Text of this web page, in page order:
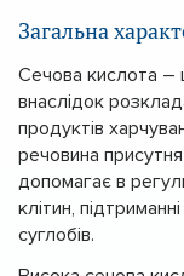
Загальна
Сечова кислота –
внаслідок
продуктів
речовина
допомагає в
клітин,
суглобів.